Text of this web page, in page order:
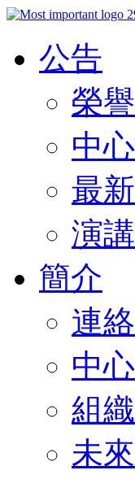
公告
榮
中
最
演
簡介
連
中
組
未